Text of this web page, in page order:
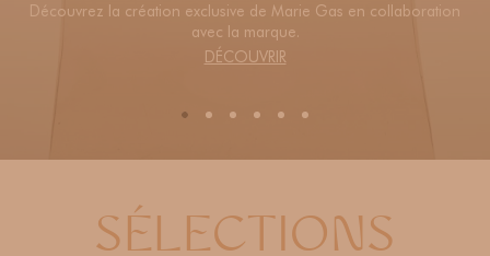
Découvrez la création exclusive de Marie Gas en collaboration
avec la marque.
DÉCOUVRIR
SÉLECTIONS